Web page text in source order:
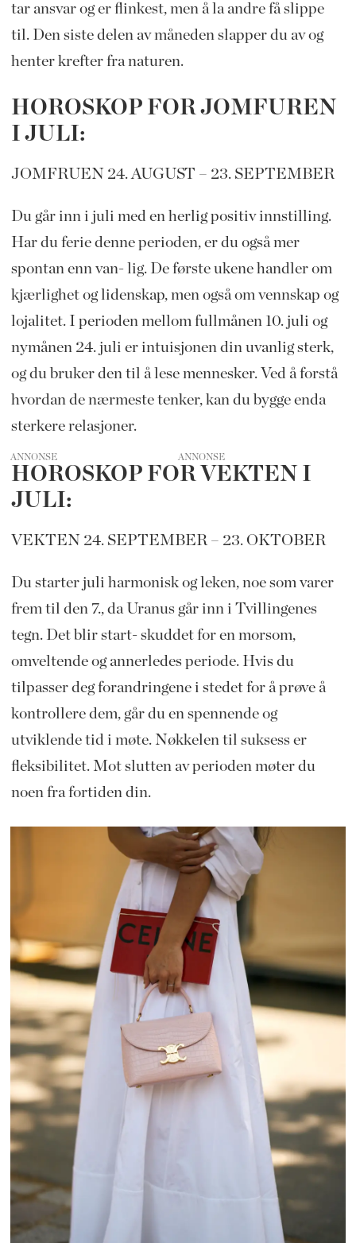
tar ansvar og er flinkest, men å la andre få slippe
til. Den siste delen av måneden slapper du av og
henter krefter fra naturen.
HOROSKOP FOR JOMFUREN
I JULI:
JOMFRUEN 24. AUGUST – 23. SEPTEMBER
Du går inn i juli med en herlig positiv innstilling.
Har du ferie denne perioden, er du også mer
spontan enn van- lig. De første ukene handler om
kjærlighet og lidenskap, men også om vennskap og
lojalitet. I perioden mellom fullmånen 10. juli og
nymånen 24. juli er intuisjonen din uvanlig sterk,
og du bruker den til å lese mennesker. Ved å forstå
hvordan de nærmeste tenker, kan du bygge enda
sterkere relasjoner.
ANNONSE
HOROSKOP FOR VEKTEN I
JULI:
VEKTEN 24. SEPTEMBER – 23. OKTOBER
Du starter juli harmonisk og leken, noe som varer
frem til den 7., da Uranus går inn i Tvillingenes
tegn. Det blir start- skuddet for en morsom,
omveltende og annerledes periode. Hvis du
tilpasser deg forandringene i stedet for å prøve å
kontrollere dem, går du en spennende og
utviklende tid i møte. Nøkkelen til suksess er
fleksibilitet. Mot slutten av perioden møter du
noen fra fortiden din.